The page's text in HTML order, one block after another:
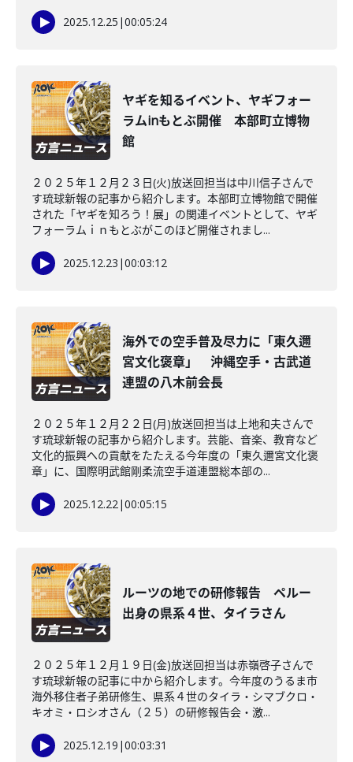
2025.12.25 |00:05:24
ヤギを知るイベント、ヤギフォー
ラムinもとぶ開催 本部町立博物
館
２０２５年１２月２３日(火)放送回担当は中川信子さんで
す琉球新報の記事から紹介します。本部町立博物館で開催
された「ヤギを知ろう！展」の関連イベントとして、ヤギ
フォーラムｉｎもとぶがこのほど開催されまし...
2025.12.23 |00:03:12
海外での空手普及尽力に「東久邇
宮文化褒章」 沖縄空手・古武道
連盟の八木前会長
２０２５年１２月２２日(月)放送回担当は上地和夫さんで
す琉球新報の記事から紹介します。芸能、音楽、教育など
文化的振興への貢献をたたえる今年度の「東久邇宮文化褒
章」に、国際明武館剛柔流空手道連盟総本部の...
2025.12.22|00:05:15
ルーツの地での研修報告 ペルー
出身の県系４世、タイラさん
２０２５年１２月１９日(金)放送回担当は赤嶺啓子さんで
す琉球新報の記事に中から紹介します。今年度のうるま市
海外移住者子弟研修生、県系４世のタイラ・シマブクロ・
キオミ・ロシオさん（２５）の研修報告会・激...
2025.12.19 |00:03:31